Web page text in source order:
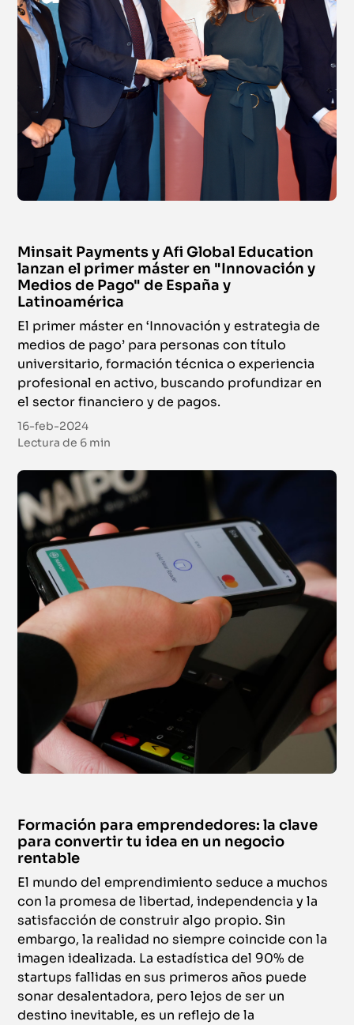
Minsait Payments y Afi Global Education
lanzan el primer máster en "Innovación y
Medios de Pago" de España y
Latinoamérica
El primer máster en ‘Innovación y estrategia de
medios de pago’ para personas con título
universitario, formación técnica o experiencia
profesional en activo, buscando profundizar en
el sector financiero y de pagos.
16-feb-2024
Lectura de 6 min
Formación para emprendedores: la clave
para convertir tu idea en un negocio
rentable
El mundo del emprendimiento seduce a muchos
con la promesa de libertad, independencia y la
satisfacción de construir algo propio. Sin
embargo, la realidad no siempre coincide con la
imagen idealizada. La estadística del 90% de
startups fallidas en sus primeros años puede
sonar desalentadora, pero lejos de ser un
destino inevitable, es un reflejo de la